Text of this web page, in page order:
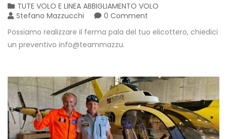
TUTE VOLO E LINEA ABBIGLIAMENTO VOLO
Stefano Mazzucchi
0 Comment
Possiamo realizzare il ferma pala del tuo elicottero, chiedici
un preventivo info@teammazzu.